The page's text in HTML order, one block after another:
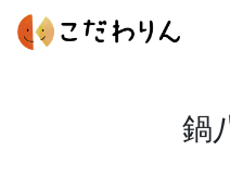
鍋